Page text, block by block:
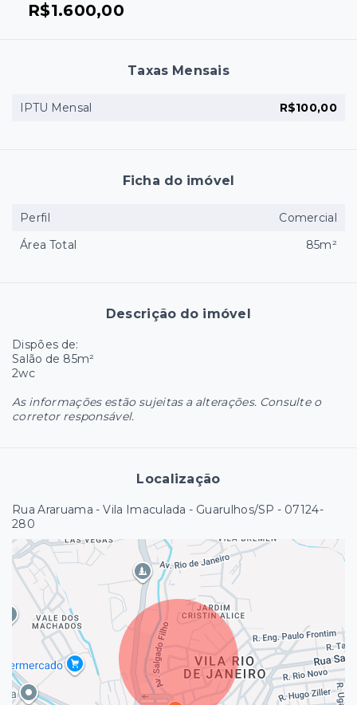
R$1.600,00
Descrição do imóvel
Dispões de:
Salão de 85m²
2wc
As informações estão sujeitas a alterações. Consulte o
corretor responsável.
Localização
Rua Araruama - Vila Imaculada - Guarulhos/SP - 07124-
280
Taxas Mensais
IPTU Mensal R$100,00
Ficha do imóvel
Perfil
Comercial
Área Total
85m²